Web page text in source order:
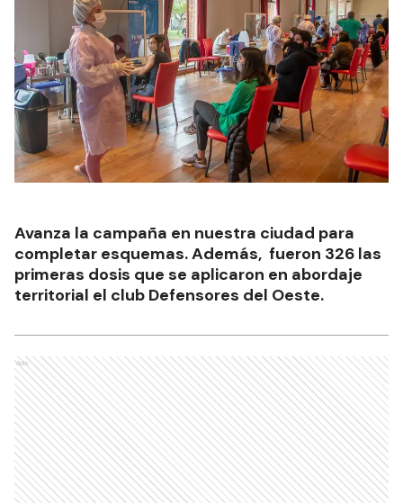
Avanza la campaña en nuestra ciudad para
completar esquemas. Además, fueron 326 las
primeras dosis que se aplicaron en abordaje
territorial el club Defensores del Oeste.
Ads